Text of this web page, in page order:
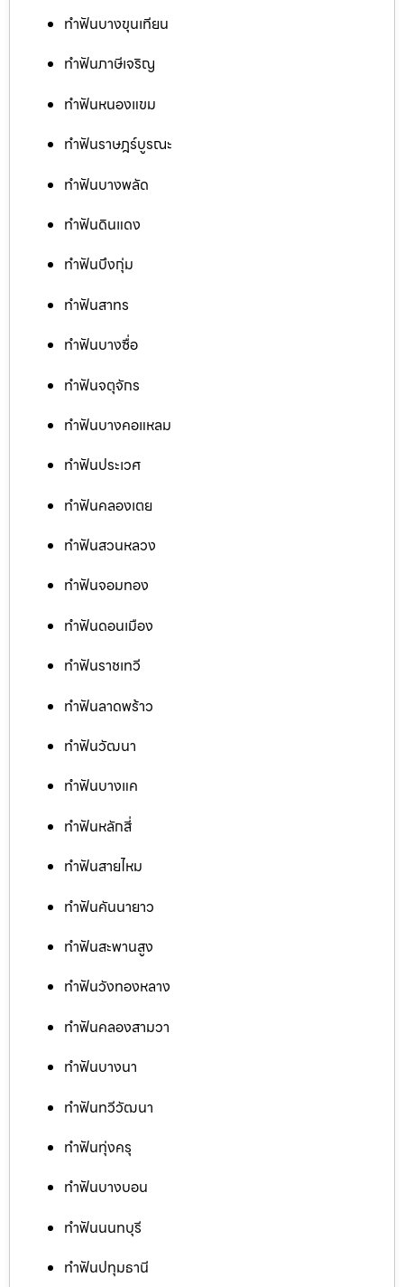
ทำฟันบางขุนเทียน
ทำฟันภาษีเจริญ
ทำฟันหนองแขม
ทำฟันราษฎร์บูรณะ
ทำฟันบางพลัด
ทำฟันดินแดง
ทำฟันบึงกุ่ม
ทำฟันสาทร
ทำฟันบางซื่อ
ทำฟันจตุจักร
ทำฟันบางคอแหลม
ทำฟันประเวศ
ทำฟันคลองเตย
ทำฟันสวนหลวง
ทำฟันจอมทอง
ทำฟันดอนเมือง
ทำฟันราชเทวี
ทำฟันลาดพร้าว
ทำฟันวัฒนา
ทำฟันบางแค
ทำฟันหลักสี่
ทำฟันสายไหม
ทำฟันคันนายาว
ทำฟันสะพานสูง
ทำฟันวังทองหลาง
ทำฟันคลองสามวา
ทำฟันบางนา
ทำฟันทวีวัฒนา
ทำฟันทุ่งครุ
ทำฟันบางบอน
ทำฟันนนทบุรี
ทำฟันปทุมธานี